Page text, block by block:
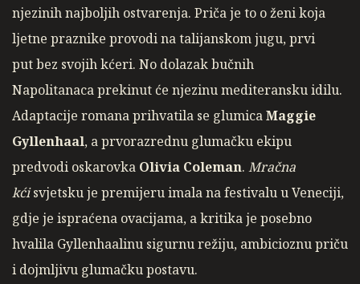
njezinih najboljih ostvarenja. Priča je to o ženi koja
ljetne praznike provodi na talijanskom jugu, prvi
put bez svojih kćeri. No dolazak bučnih
Napolitanaca prekinut će njezinu mediteransku idilu.
Adaptacije romana prihvatila se glumicaMaggie
Gyllenhaal, a prvorazrednu glumačku ekipu
predvodi oskarovka Olivia Coleman. Mračna
kćisvjetsku je premijeru imala na festivalu u Veneciji,
gdje je ispraćena ovacijama, a kritika je posebno
hvalila Gyllenhaalinu sigurnu režiju, ambicioznu priču
i dojmljivu glumačku postavu.